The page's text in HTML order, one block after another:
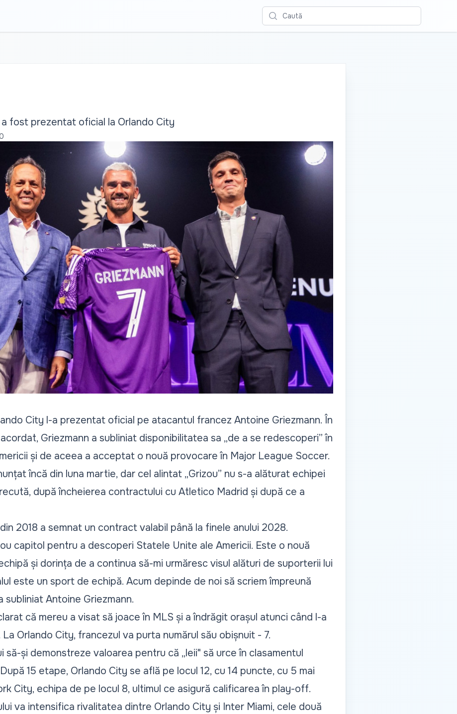
Caută
fost prezentat oficial la Orlando City
City l-a prezentat oficial pe atacantul francez Antoine Griezmann. În
Griezmann a subliniat disponibilitatea sa „de a se redescoperi” în
și de aceea a acceptat o nouă provocare în Major League Soccer.
încă din luna martie, dar cel alintat „Grizou” nu s-a alăturat echipei
după încheierea contractului cu Atletico Madrid și după ce a
2018 a semnat un contract valabil până la finele anului 2028.
capitol pentru a descoperi Statele Unite ale Americii. Este o nouă
și dorința de a continua să-mi urmăresc visul alături de suporterii lui
este un sport de echipă. Acum depinde de noi să scriem împreună
subliniat Antoine Griezmann.
că mereu a visat să joace în MLS și a îndrăgit orașul atunci când l-a
Orlando City, francezul va purta numărul său obișnuit - 7.
să-și demonstreze valoarea pentru că „leii" să urce în clasamentul
15 etape, Orlando City se află pe locul 12, cu 14 puncte, cu 5 mai
City, echipa de pe locul 8, ultimul ce asigură calificarea în play-off.
va intensifica rivalitatea dintre Orlando City și Inter Miami, cele două